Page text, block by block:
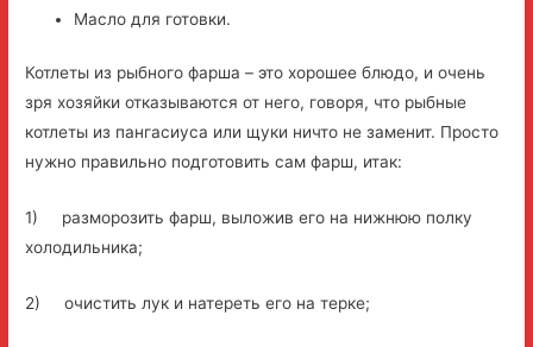
Масло для готовки.
Котлеты из рыбного фарша – это хорошее блюдо, и очень
зря хозяйки отказываются от него, говоря, что рыбные
котлеты из пангасиуса или щуки ничто не заменит. Просто
нужно правильно подготовить сам фарш, итак:
1) разморозить фарш, выложив его на нижнюю полку
холодильника;
2) очистить лук и натереть его на терке;